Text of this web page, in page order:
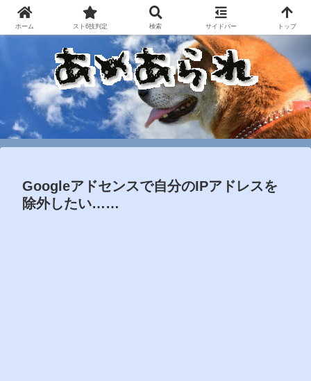
Googleアドセンスで自分のIPアドレスを
除外したい……
ホーム スト6技判定 検索 サイドバー トップ